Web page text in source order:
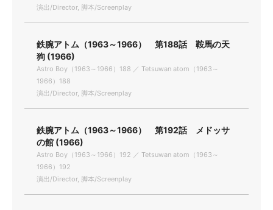
演出/Director, 脚本/Screenplay
鉄腕アトム（1963～1966） 第188話 鞍馬の天
狗 (1966)
Astro Boy（1963～1966）188 ／ Tetsuwan atom（1963～
1966）188
演出/Director, 脚本/Screenplay
鉄腕アトム（1963～1966） 第192話 メドッサ
の館 (1966)
Astro Boy（1963～1966）192 ／ Tetsuwan atom（1963～
1966）192
演出/Director, 脚本/Screenplay